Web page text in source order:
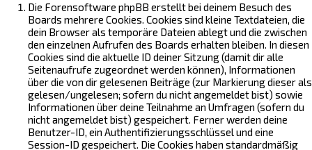
Die Forensoftware phpBB erstellt bei deinem Besuch des
Boards mehrere Cookies. Cookies sind kleine Textdateien, die
dein Browser als temporäre Dateien ablegt und die zwischen
den einzelnen Aufrufen des Boards erhalten bleiben. In diesen
Cookies sind die aktuelle ID deiner Sitzung (damit dir alle
Seitenaufrufe zugeordnet werden können), Informationen
über die von dir gelesenen Beiträge (zur Markierung dieser als
gelesen/ungelesen; sofern du nicht angemeldet bist) sowie
Informationen über deine Teilnahme an Umfragen (sofern du
nicht angemeldet bist) gespeichert. Ferner werden deine
Benutzer-ID, ein Authentifizierungsschlüssel und eine
Session-ID gespeichert. Die Cookies haben standardmäßig